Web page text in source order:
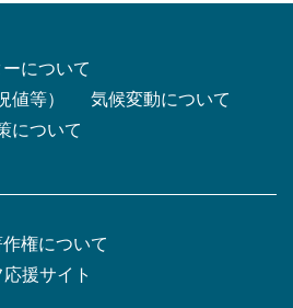
について
等）
気候変動について
について
権について
援サイト